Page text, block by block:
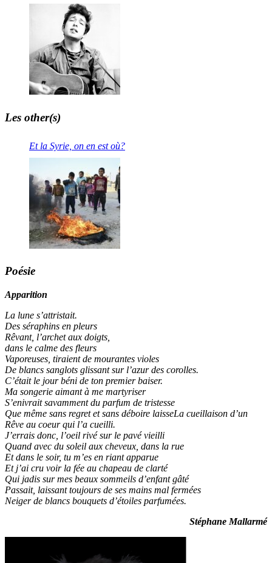
Les other(s)
Et la Syrie, on en est où?
Poésie
Apparition
La lune s’attristait.
Des séraphins en pleurs
Rêvant, l’archet aux doigts,
dans le calme des fleurs
Vaporeuses, tiraient de mourantes violes
De blancs sanglots glissant sur l’azur des corolles.
C’était le jour béni de ton premier baiser.
Ma songerie aimant à me martyriser
S’enivrait savamment du parfum de tristesse
Que même sans regret et sans déboire laisseLa cueillaison d’un
Rêve au coeur qui l’a cueilli.
J’errais donc, l’oeil rivé sur le pavé vieilli
Quand avec du soleil aux cheveux, dans la rue
Et dans le soir, tu m’es en riant apparue
Et j’ai cru voir la fée au chapeau de clarté
Qui jadis sur mes beaux sommeils d’enfant gâté
Passait, laissant toujours de ses mains mal fermées
Neiger de blancs bouquets d’étoiles parfumées.
Stéphane Mallarmé